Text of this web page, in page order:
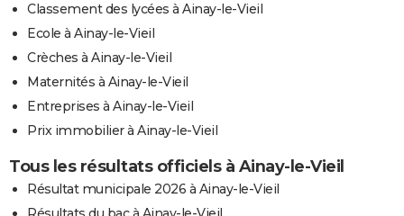
Classement des lycées à Ainay-le-Vieil
Ecole à Ainay-le-Vieil
Crèches à Ainay-le-Vieil
Maternités à Ainay-le-Vieil
Entreprises à Ainay-le-Vieil
Prix immobilier à Ainay-le-Vieil
Tous les résultats officiels à Ainay-le-Vieil
Résultat municipale 2026 à Ainay-le-Vieil